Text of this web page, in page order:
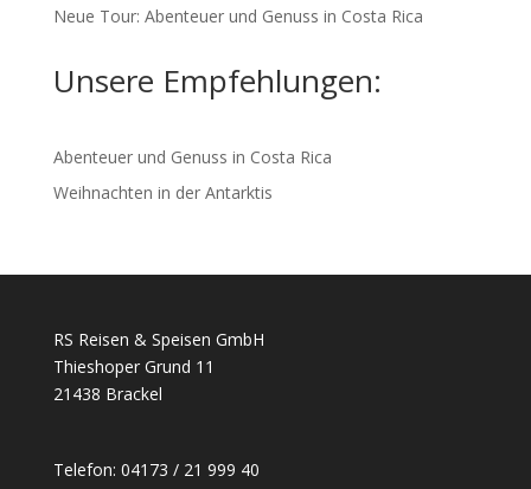
Neue Tour: Abenteuer und Genuss in Costa Rica
Unsere Empfehlungen:
Abenteuer und Genuss in Costa Rica
Weihnachten in der Antarktis
RS Reisen & Speisen GmbH
Thieshoper Grund 11
21438 Brackel
Telefon: 04173 / 21 999 40